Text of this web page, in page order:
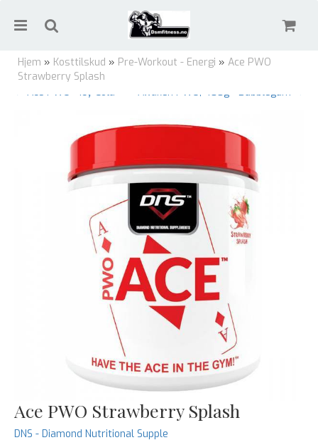
Hjem » Kosttilskud » Pre-Workout - Energi » Ace PWO
Strawberry Splash
Awaken PWO, 400g - Bubblegum →
← Ace PWO - Icy Cola
Ace PWO Strawberry Splash
DNS - Diamond Nutritional Supple